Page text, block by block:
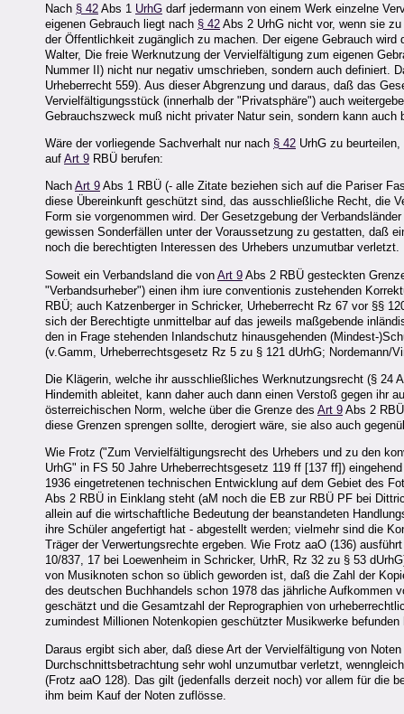
Nach § 42 Abs 1 UrhG darf jedermann von einem Werk einzelne
eigenen Gebrauch liegt nach § 42 Abs 2 UrhG nicht vor, wenn sie
der Öffentlichkeit zugänglich zu machen. Der eigene Gebrauch
Walter, Die freie Werknutzung der Vervielfältigung zum eigenen
Nummer II) nicht nur negativ umschrieben, sondern auch definiert.
Urheberrecht 559). Aus dieser Abgrenzung und daraus, daß das
Vervielfältigungsstück (innerhalb der "Privatsphäre") auch
Gebrauchszweck muß nicht privater Natur sein, sondern kann
Wäre der vorliegende Sachverhalt nur nach § 42 UrhG zu
auf Art 9 RBÜ berufen:
Nach Art 9 Abs 1 RBÜ (- alle Zitate beziehen sich auf die Pariser
diese Übereinkunft geschützt sind, das ausschließliche Recht, die
Form sie vorgenommen wird. Der Gesetzgebung der
gewissen Sonderfällen unter der Voraussetzung zu gestatten, daß
noch die berechtigten Interessen des Urhebers unzumutbar verletzt.
Soweit ein Verbandsland die von Art 9 Abs 2 RBÜ gesteckten
"Verbandsurheber") einen ihm iure conventionis zustehenden
RBÜ; auch Katzenberger in Schricker, Urheberrecht Rz 67 vor §§
sich der Berechtigte unmittelbar auf das jeweils maßgebende
den in Frage stehenden Inlandschutz hinausgehenden (Mindest-
(v.Gamm, Urheberrechtsgesetz Rz 5 zu § 121 dUrhG; Nordemann/
Die Klägerin, welche ihr ausschließliches Werknutzungsrecht (§ 24
Hindemith ableitet, kann daher auch dann einen Verstoß gegen ihr
österreichischen Norm, welche über die Grenze des Art 9 Abs 2
diese Grenzen sprengen sollte, derogiert wäre, sie also auch
Wie Frotz ("Zum Vervielfältigungsrecht des Urhebers und zu den
UrhG" in FS 50 Jahre Urheberrechtsgesetz 119 ff [137 ff])
1936 eingetretenen technischen Entwicklung auf dem Gebiet des
Abs 2 RBÜ in Einklang steht (aM noch die EB zur RBÜ PF bei
allein auf die wirtschaftliche Bedeutung der beanstandeten
ihre Schüler angefertigt hat - abgestellt werden; vielmehr sind die
Träger der Verwertungsrechte ergeben. Wie Frotz aaO (136)
10/837, 17 bei Loewenheim in Schricker, UrhR, Rz 32 zu § 53
von Musiknoten schon so üblich geworden ist, daß die Zahl der
des deutschen Buchhandels schon 1978 das jährliche Aufkommen
geschätzt und die Gesamtzahl der Reprographien von
zumindest Millionen Notenkopien geschützter Musikwerke befunden
Daraus ergibt sich aber, daß diese Art der Vervielfältigung von
Durchschnittsbetrachtung sehr wohl unzumutbar verletzt,
(Frotz aaO 128). Das gilt (jedenfalls derzeit noch) vor allem für die
ihm beim Kauf der Noten zuflösse.